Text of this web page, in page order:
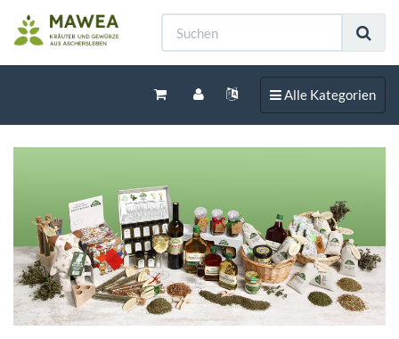
Toggle navigation
Alle Kategorien